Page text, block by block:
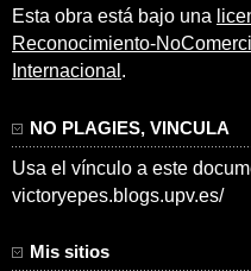
Esta obra está bajo una
Reconocimiento-
Internacional .
NO PLAGIES, VINCULA
Usa el vínculo a este
victoryepes.blogs.upv.es/
Mis sitios